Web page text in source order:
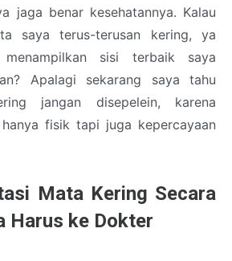
jaga benar kesehatannya. Kalau
saya terus-terusan kering, ya
sisi terbaik saya
Apalagi sekarang saya tahu
jangan disepelein, karena
fisik tapi juga kepercayaan
Mata Kering Secara
Harus ke Dokter